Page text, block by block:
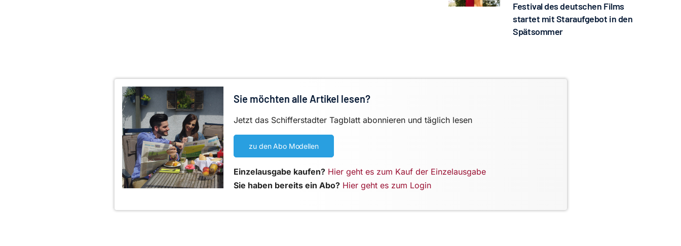
Festival des deutschen Films
startet mit Staraufgebot in den
Spätsommer
Sie möchten alle Artikel lesen?
Jetzt das Schifferstadter Tagblatt abonnieren und täglich lesen
zu den Abo Modellen
Einzelausgabe kaufen? Hier geht es zum Kauf der Einzelausgabe
Sie haben bereits ein Abo? Hier geht es zum Login